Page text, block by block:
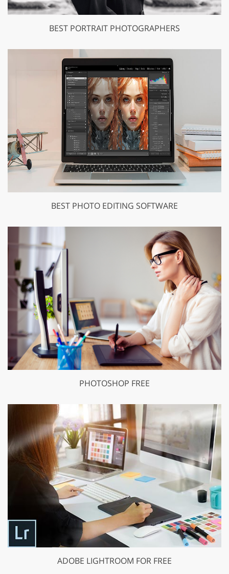
BEST PORTRAIT PHOTOGRAPHERS
BEST PHOTO EDITING SOFTWARE
PHOTOSHOP FREE
ADOBE LIGHTROOM FOR FREE